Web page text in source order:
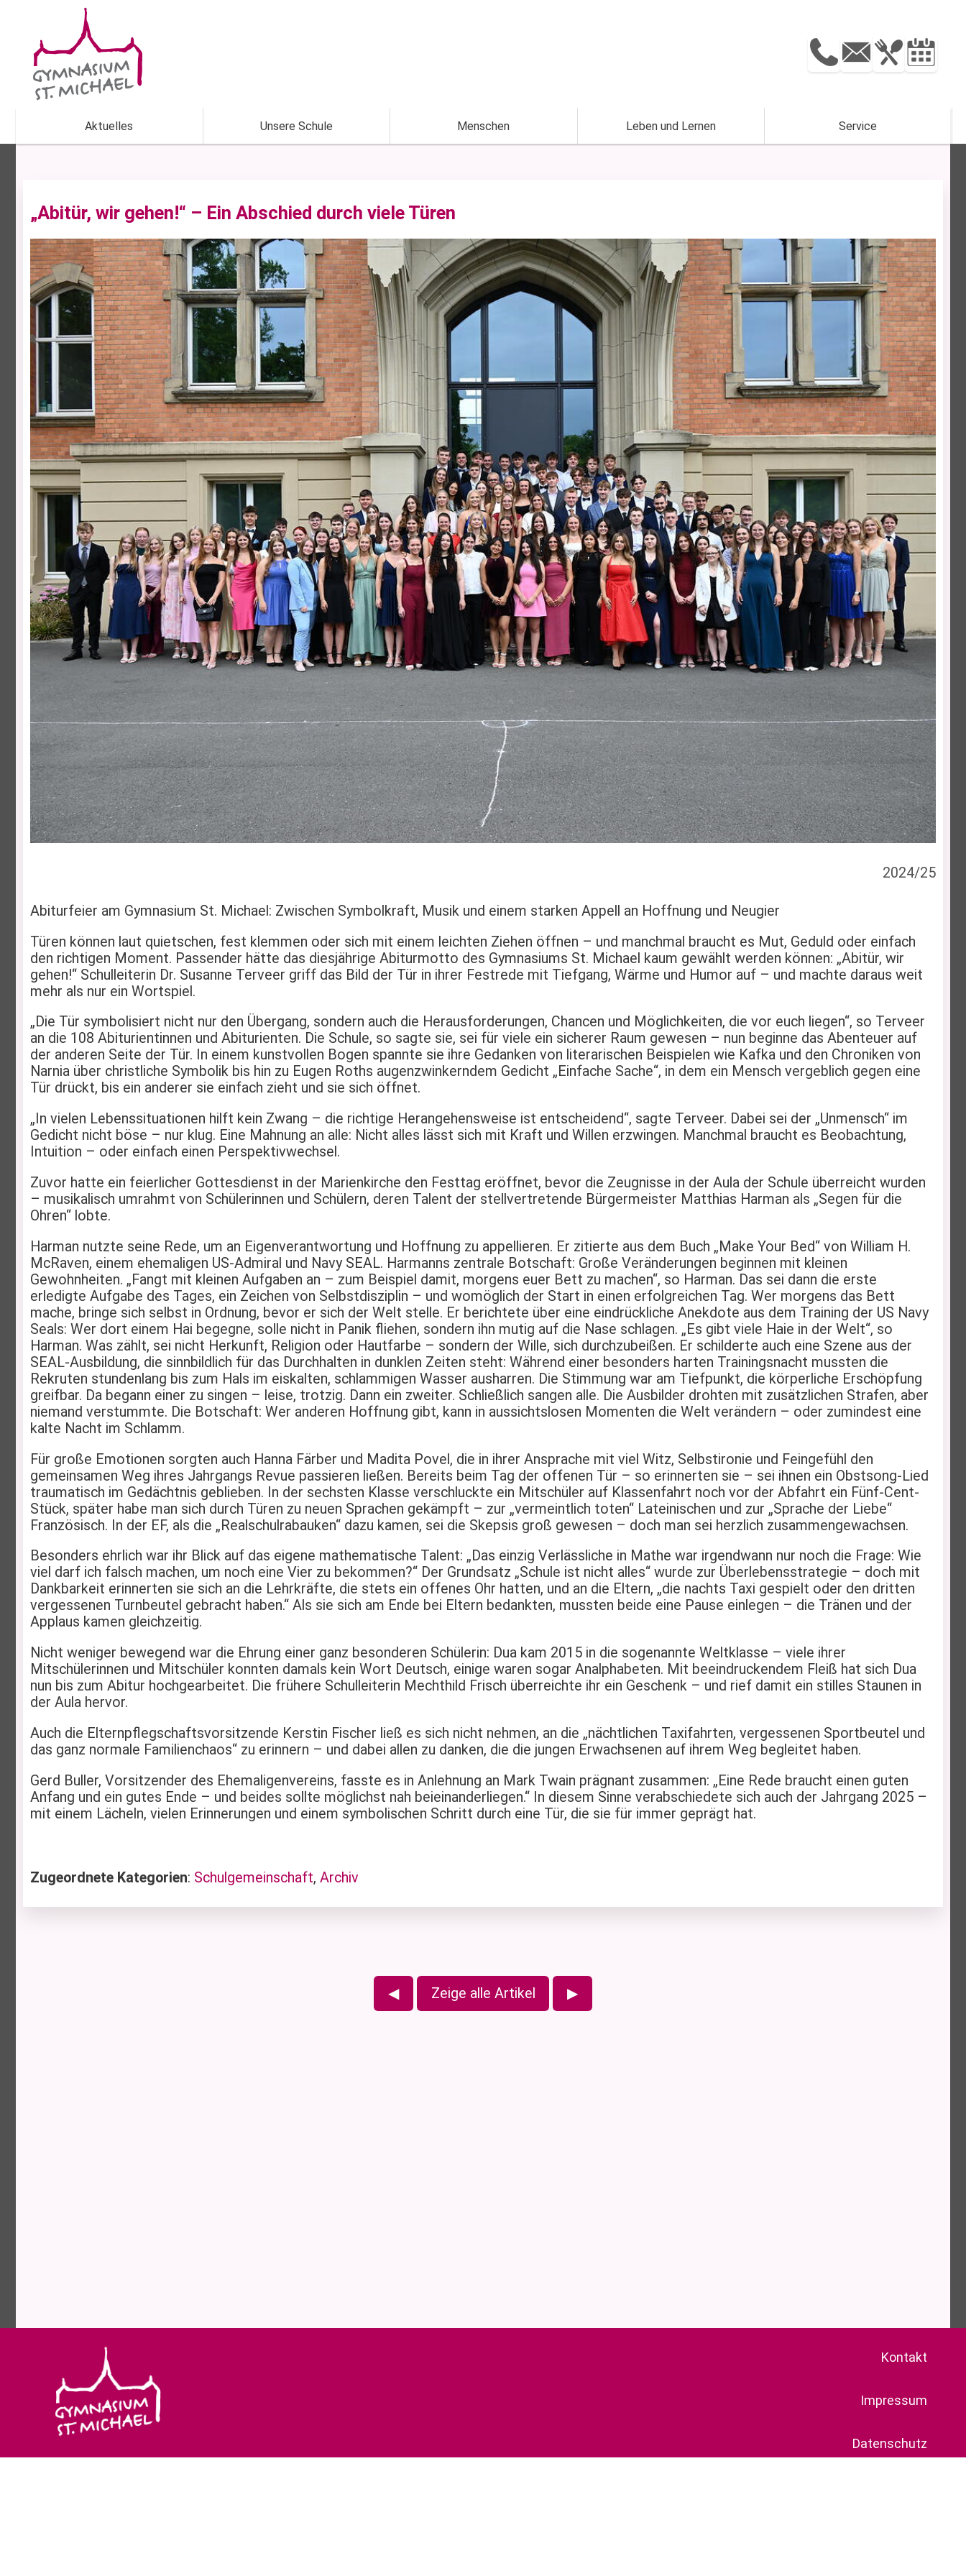
Aktuelles Unsere Schule Menschen Leben und ­Lernen Service
„Abitür, wir gehen!“ – Ein Abschied durch viele Türen
2024/25
Abiturfeier am Gymnasium St. Michael: Zwischen Symbolkraft, Musik und einem starken Appell an Hoffnung und Neugier
Türen können laut quietschen, fest klemmen oder sich mit einem leichten Ziehen öffnen – und manchmal braucht es Mut, Geduld oder einfach
den richtigen Moment. Passender hätte das diesjährige Abiturmotto des Gymnasiums St. Michael kaum gewählt werden können: „Abitür, wir
gehen!“ Schulleiterin Dr. Susanne Terveer griff das Bild der Tür in ihrer Festrede mit Tiefgang, Wärme und Humor auf – und machte daraus weit
mehr als nur ein Wortspiel.
„Die Tür symbolisiert nicht nur den Übergang, sondern auch die Herausforderungen, Chancen und Möglichkeiten, die vor euch liegen“, so Terveer
an die 108 Abiturientinnen und Abiturienten. Die Schule, so sagte sie, sei für viele ein sicherer Raum gewesen – nun beginne das Abenteuer auf
der anderen Seite der Tür. In einem kunstvollen Bogen spannte sie ihre Gedanken von literarischen Beispielen wie Kafka und den Chroniken von
Narnia über christliche Symbolik bis hin zu Eugen Roths augenzwinkerndem Gedicht „Einfache Sache“, in dem ein Mensch vergeblich gegen eine
Tür drückt, bis ein anderer sie einfach zieht und sie sich öffnet.
„In vielen Lebenssituationen hilft kein Zwang – die richtige Herangehensweise ist entscheidend“, sagte Terveer. Dabei sei der „Unmensch“ im
Gedicht nicht böse – nur klug. Eine Mahnung an alle: Nicht alles lässt sich mit Kraft und Willen erzwingen. Manchmal braucht es Beobachtung,
Intuition – oder einfach einen Perspektivwechsel.
Zuvor hatte ein feierlicher Gottesdienst in der Marienkirche den Festtag eröffnet, bevor die Zeugnisse in der Aula der Schule überreicht wurden
– musikalisch umrahmt von Schülerinnen und Schülern, deren Talent der stellvertretende Bürgermeister Matthias Harman als „Segen für die
Ohren“ lobte.
Harman nutzte seine Rede, um an Eigenverantwortung und Hoffnung zu appellieren. Er zitierte aus dem Buch „Make Your Bed“ von William H.
McRaven, einem ehemaligen US-Admiral und Navy SEAL. Harmanns zentrale Botschaft: Große Veränderungen beginnen mit kleinen
Gewohnheiten. „Fangt mit kleinen Aufgaben an – zum Beispiel damit, morgens euer Bett zu machen“, so Harman. Das sei dann die erste
erledigte Aufgabe des Tages, ein Zeichen von Selbstdisziplin – und womöglich der Start in einen erfolgreichen Tag. Wer morgens das Bett
mache, bringe sich selbst in Ordnung, bevor er sich der Welt stelle. Er berichtete über eine eindrückliche Anekdote aus dem Training der US Navy
Seals: Wer dort einem Hai begegne, solle nicht in Panik fliehen, sondern ihn mutig auf die Nase schlagen. „Es gibt viele Haie in der Welt“, so
Harman. Was zählt, sei nicht Herkunft, Religion oder Hautfarbe – sondern der Wille, sich durchzubeißen. Er schilderte auch eine Szene aus der
SEAL-Ausbildung, die sinnbildlich für das Durchhalten in dunklen Zeiten steht: Während einer besonders harten Trainingsnacht mussten die
Rekruten stundenlang bis zum Hals im eiskalten, schlammigen Wasser ausharren. Die Stimmung war am Tiefpunkt, die körperliche Erschöpfung
greifbar. Da begann einer zu singen – leise, trotzig. Dann ein zweiter. Schließlich sangen alle. Die Ausbilder drohten mit zusätzlichen Strafen, aber
niemand verstummte. Die Botschaft: Wer anderen Hoffnung gibt, kann in aussichtslosen Momenten die Welt verändern – oder zumindest eine
kalte Nacht im Schlamm.
Für große Emotionen sorgten auch Hanna Färber und Madita Povel, die in ihrer Ansprache mit viel Witz, Selbstironie und Feingefühl den
gemeinsamen Weg ihres Jahrgangs Revue passieren ließen. Bereits beim Tag der offenen Tür – so erinnerten sie – sei ihnen ein Obstsong-Lied
traumatisch im Gedächtnis geblieben. In der sechsten Klasse verschluckte ein Mitschüler auf Klassenfahrt noch vor der Abfahrt ein Fünf-Cent-
Stück, später habe man sich durch Türen zu neuen Sprachen gekämpft – zur „vermeintlich toten“ Lateinischen und zur „Sprache der Liebe“
Französisch. In der EF, als die „Realschulrabauken“ dazu kamen, sei die Skepsis groß gewesen – doch man sei herzlich zusammengewachsen.
Besonders ehrlich war ihr Blick auf das eigene mathematische Talent: „Das einzig Verlässliche in Mathe war irgendwann nur noch die Frage: Wie
viel darf ich falsch machen, um noch eine Vier zu bekommen?“ Der Grundsatz „Schule ist nicht alles“ wurde zur Überlebensstrategie – doch mit
Dankbarkeit erinnerten sie sich an die Lehrkräfte, die stets ein offenes Ohr hatten, und an die Eltern, „die nachts Taxi gespielt oder den dritten
vergessenen Turnbeutel gebracht haben.“ Als sie sich am Ende bei Eltern bedankten, mussten beide eine Pause einlegen – die Tränen und der
Applaus kamen gleichzeitig.
Nicht weniger bewegend war die Ehrung einer ganz besonderen Schülerin: Dua kam 2015 in die sogenannte Weltklasse – viele ihrer
Mitschülerinnen und Mitschüler konnten damals kein Wort Deutsch, einige waren sogar Analphabeten. Mit beeindruckendem Fleiß hat sich Dua
nun bis zum Abitur hochgearbeitet. Die frühere Schulleiterin Mechthild Frisch überreichte ihr ein Geschenk – und rief damit ein stilles Staunen in
der Aula hervor.
Auch die Elternpflegschaftsvorsitzende Kerstin Fischer ließ es sich nicht nehmen, an die „nächtlichen Taxifahrten, vergessenen Sportbeutel und
das ganz normale Familienchaos“ zu erinnern – und dabei allen zu danken, die die jungen Erwachsenen auf ihrem Weg begleitet haben.
Gerd Buller, Vorsitzender des Ehemaligenvereins, fasste es in Anlehnung an Mark Twain prägnant zusammen: „Eine Rede braucht einen guten
Anfang und ein gutes Ende – und beides sollte möglichst nah beieinanderliegen.“ In diesem Sinne verabschiedete sich auch der Jahrgang 2025 –
mit einem Lächeln, vielen Erinnerungen und einem symbolischen Schritt durch eine Tür, die sie für immer geprägt hat.
Zugeordnete Kategorien: Schulgemeinschaft, Archiv
◀ Zeige alle Artikel ▶
Kontakt
Impressum
Datenschutz